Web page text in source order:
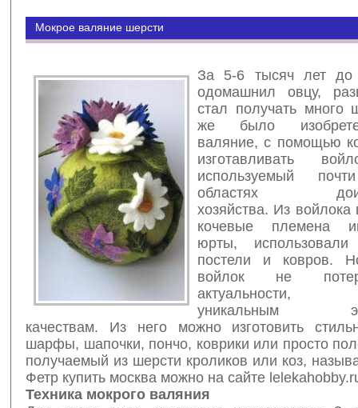
Мокрое валяние шерсти
За 5-6 тысяч лет до
одомашнил овцу,
стал получать много
же было
валяние, с помощью
изготавливать
используемый
областях
хозяйства. Из
кочевые племена
юрты,
постели и ковров.
войлок не
актуальности,
уникальным
качествам. Из него можно изготовить
шарфы, шапочки, пончо, коврики или просто
получаемый из шерсти кроликов или коз,
Фетр купить москва можно на сайте
Техника мокрого валяния